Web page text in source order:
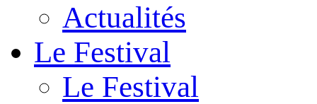
Actualités
Le Festival
Le Festival